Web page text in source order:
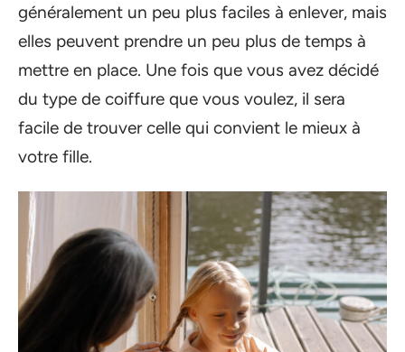
généralement un peu plus faciles à enlever, mais
elles peuvent prendre un peu plus de temps à
mettre en place. Une fois que vous avez décidé
du type de coiffure que vous voulez, il sera
facile de trouver celle qui convient le mieux à
votre fille.